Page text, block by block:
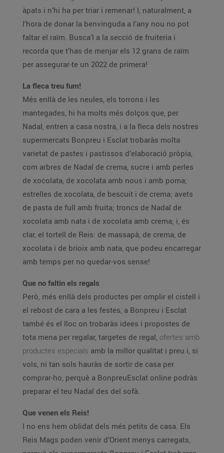
àpats i n’hi ha per triar i remenar! I, naturalment, a
l’hora de donar la benvinguda a l’any nou no pot
faltar el raïm. Busca’l a la secció de fruiteria i
recorda que t’has de menjar els 12 grans de raïm
per assegurar-te un 2022 de primera!
La fleca treu fum!
Més enllà de les neules, els torrons i les
mantegades, hi ha molts més dolços que, per
Nadal, entren a casa nostra, i a la fleca dels nostres
supermercats Bonpreu i Esclat trobaràs molta
varietat de pastes i pastissos d’elaboració pròpia,
com arbres de Nadal de crema, sucre i amb perles
de xocolata, de xocolata amb nous i amb poma;
estrelles de xocolata, de bescuit i de crema; avets
de pasta de full amb fruita; troncs de Nadal de
xocolata amb nata i de xocolata amb crema; i, és
clar, el tortell de Reis: de massapà, de crema, de
xocolata i de brioix amb nata, que podeu encarregar
amb temps per no quedar-vos sense!
Que no faltin els regals
Però, més enllà dels productes per omplir el cistell i
el rebost de cara a les festes, a Bonpreu i Esclat
també és el lloc on trobaràs idees i propostes de
tota mena per regalar, targetes de regal, ofertes amb
productes especials amb la millor qualitat i preu i, si
vols, ni tan sols hauràs de sortir de casa per
comprar-ho, perquè a BonpreuEsclat online podràs
preparar el teu Nadal des del sofà.
Que venen els Reis!
I no ens hem oblidat dels més petits de casa. Els
Reis Mags poden venir d’Orient menys carregats,